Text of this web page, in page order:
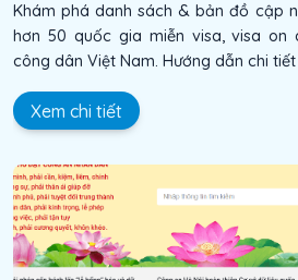
Khám phá danh sách & bản đồ cập
hơn 50 quốc gia miễn visa, visa on
công dân Việt Nam. Hướng dẫn chi
Xem chi tiết